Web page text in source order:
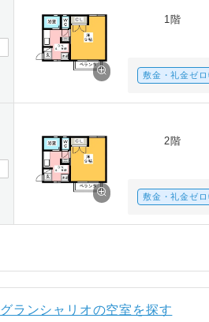
1階
敷金・礼金ゼロ
2階
敷金・礼金ゼロ
グランシャリオの空室を探す